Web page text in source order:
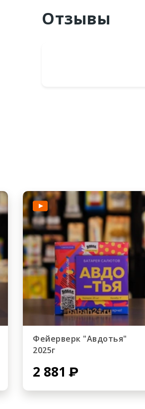
Отзывы
Фейерверк "Авдотья"
2025г
2 881